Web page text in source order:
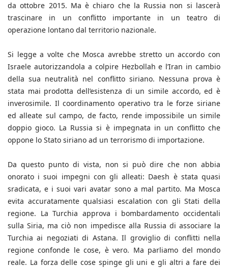
da ottobre 2015. Ma è chiaro che la Russia non si lascerà
trascinare in un conflitto importante in un teatro di
operazione lontano dal territorio nazionale.
Si legge a volte che Mosca avrebbe stretto un accordo con
Israele autorizzandola a colpire Hezbollah e l’Iran in cambio
della sua neutralità nel conflitto siriano. Nessuna prova è
stata mai prodotta dell’esistenza di un simile accordo, ed è
inverosimile. Il coordinamento operativo tra le forze siriane
ed alleate sul campo, de facto, rende impossibile un simile
doppio gioco. La Russia si è impegnata in un conflitto che
oppone lo Stato siriano ad un terrorismo di importazione.
Da questo punto di vista, non si può dire che non abbia
onorato i suoi impegni con gli alleati: Daesh è stata quasi
sradicata, e i suoi vari avatar sono a mal partito. Ma Mosca
evita accuratamente qualsiasi escalation con gli Stati della
regione. La Turchia approva i bombardamento occidentali
sulla Siria, ma ciò non impedisce alla Russia di associare la
Turchia ai negoziati di Astana. Il groviglio di conflitti nella
regione confonde le cose, è vero. Ma parliamo del mondo
reale. La forza delle cose spinge gli uni e gli altri a fare dei